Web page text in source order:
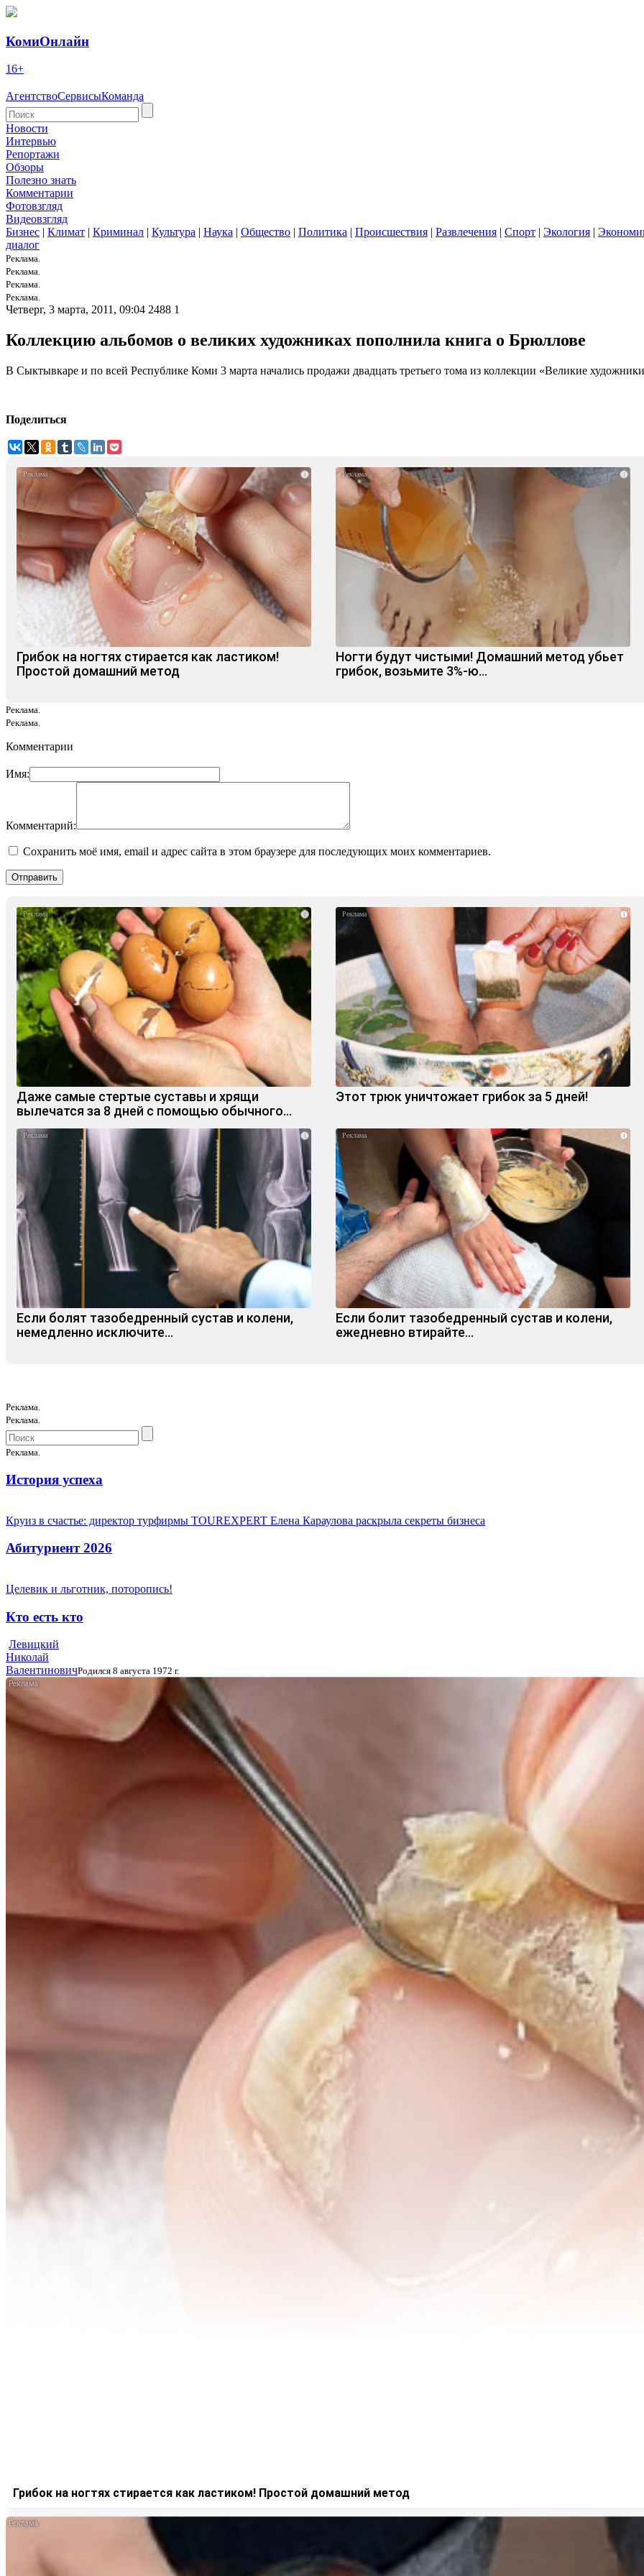
КомиОнлайн
16+
АгентствоСервисыКоманда
Новости
Интервью
Репортажи
Обзоры
Полезно знать
Комментарии
Фотовзгляд
Видеовзгляд
Бизнес | Климат | Криминал | Культура | Наука | Общество | Политика | Происшествия | Развлечения | Спорт | Экология |
диалог
Реклама.
Реклама.
Реклама.
Реклама.
Четверг, 3 марта, 2011, 09:04 2488 1
Коллекцию альбомов о великих художниках пополнила книга о Брюллове
В Сыктывкаре и по всей Республике Коми 3 марта начались продажи двадцать третьего тома из коллекции «Великие
Поделиться
i
Грибок на ногтях стирается как ластиком!
Простой домашний метод
i
Ногти будут чистыми! Домашний метод убьет
грибок, возьмите 3%-ю…
Реклама.
Реклама.
Комментарии
Имя:
Комментарий:
Сохранить моё имя, email и адрес сайта в этом браузере для последующих моих комментариев.
i
Даже самые стертые суставы и хрящи
вылечатся за 8 дней с помощью обычного…
i
Этот трюк уничтожает грибок за 5 дней!
i
Если болят тазобедренный сустав и колени,
немедленно исключите...
i
Если болит тазобедренный сустав и колени,
ежедневно втирайте...
Реклама.
Реклама.
Реклама.
История успеха
Круиз в счастье: директор турфирмы TOUREXPERT Елена Караулова раскрыла секреты бизнеса
Абитуриент 2026
Целевик и льготник, поторопись!
Кто есть кто
Левицкий
Николай
ВалентиновичРодился 8 августа 1972 г.
Грибок на ногтях стирается как ластиком! Простой домашний метод